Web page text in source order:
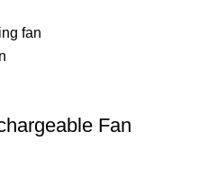
Fan